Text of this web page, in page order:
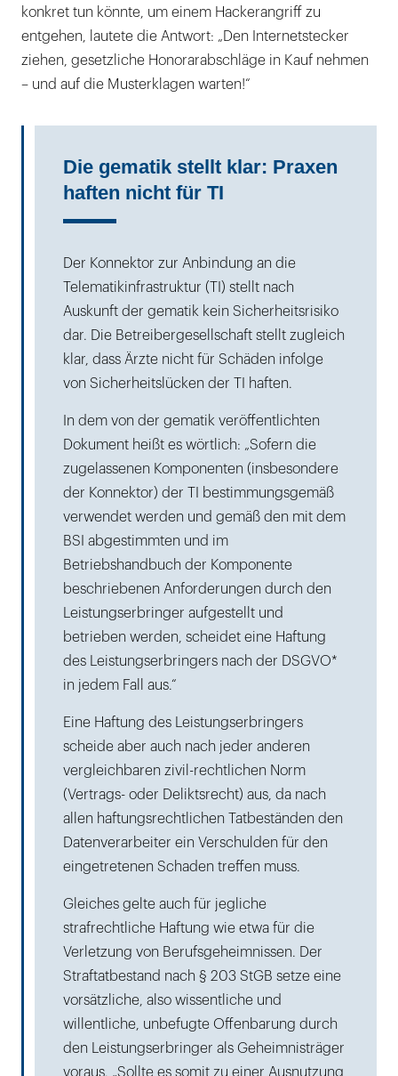
konkret tun könnte, um einem Hackerangriff zu
entgehen, lautete die Antwort: „Den Internetstecker
ziehen, gesetzliche Honorarabschläge in Kauf nehmen
– und auf die Musterklagen warten!“
Die gematik stellt klar: Praxen
haften nicht für TI
Der Konnektor zur Anbindung an die
Telematikinfrastruktur (TI) stellt nach
Auskunft der gematik kein Sicherheitsrisiko
dar. Die Betreibergesellschaft stellt zugleich
klar, dass Ärzte nicht für Schäden infolge
von Sicherheitslücken der TI haften.
In dem von der gematik veröffentlichten
Dokument heißt es wörtlich: „Sofern die
zugelassenen Komponenten (insbesondere
der Konnektor) der TI bestimmungsgemäß
verwendet werden und gemäß den mit dem
BSI abgestimmten und im
Betriebshandbuch der Komponente
beschriebenen Anforderungen durch den
Leistungserbringer aufgestellt und
betrieben werden, scheidet eine Haftung
des Leistungserbringers nach der DSGVO*
in jedem Fall aus.“
Eine Haftung des Leistungserbringers
scheide aber auch nach jeder anderen
vergleichbaren zivil-rechtlichen Norm
(Vertrags- oder Deliktsrecht) aus, da nach
allen haftungsrechtlichen Tatbeständen den
Datenverarbeiter ein Verschulden für den
eingetretenen Schaden treffen muss.
Gleiches gelte auch für jegliche
strafrechtliche Haftung wie etwa für die
Verletzung von Berufsgeheimnissen. Der
Straftatbestand nach § 203 StGB setze eine
vorsätzliche, also wissentliche und
willentliche, unbefugte Offenbarung durch
den Leistungserbringer als Geheimnisträger
voraus. „Sollte es somit zu einer Ausnutzung